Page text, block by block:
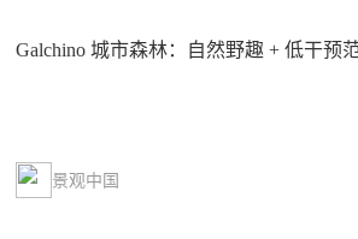
Galchino 城市森林：自然野趣 + 低干预
景观中国